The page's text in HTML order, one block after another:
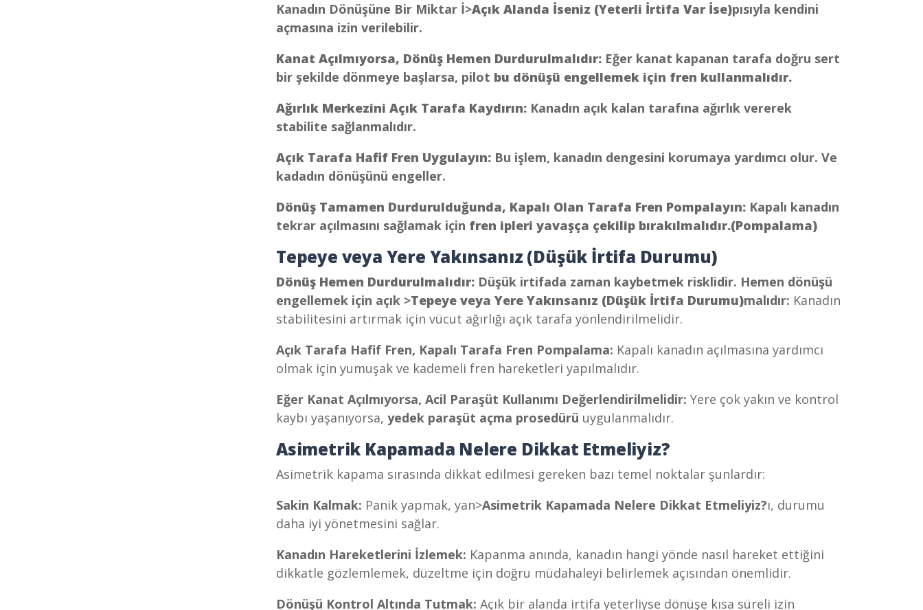
Kanadın Dönüşüne Bir Miktar İ>Açık Alanda İseniz (Yeterli İrtifa Var İse)pısıyla kendini
açmasına izin verilebilir.
Kanat Açılmıyorsa, Dönüş Hemen Durdurulmalıdır: Eğer kanat kapanan tarafa doğru sert
bir şekilde dönmeye başlarsa, pilot bu dönüşü engellemek için fren kullanmalıdır.
Ağırlık Merkezini Açık Tarafa Kaydırın: Kanadın açık kalan tarafına ağırlık vererek
stabilite sağlanmalıdır.
Açık Tarafa Hafif Fren Uygulayın: Bu işlem, kanadın dengesini korumaya yardımcı olur. Ve
kadadın dönüşünü engeller.
Dönüş Tamamen Durdurulduğunda, Kapalı Olan Tarafa Fren Pompalayın: Kapalı kanadın
tekrar açılmasını sağlamak için fren ipleri yavaşça çekilip bırakılmalıdır.(Pompalama)
Tepeye veya Yere Yakınsanız (Düşük İrtifa Durumu)
Dönüş Hemen Durdurulmalıdır: Düşük irtifada zaman kaybetmek risklidir. Hemen dönüşü
engellemek için açık >Tepeye veya Yere Yakınsanız (Düşük İrtifa Durumu)malıdır: Kanadın
stabilitesini artırmak için vücut ağırlığı açık tarafa yönlendirilmelidir.
Açık Tarafa Hafif Fren, Kapalı Tarafa Fren Pompalama: Kapalı kanadın açılmasına yardımcı
olmak için yumuşak ve kademeli fren hareketleri yapılmalıdır.
Eğer Kanat Açılmıyorsa, Acil Paraşüt Kullanımı Değerlendirilmelidir: Yere çok yakın ve kontrol
kaybı yaşanıyorsa, yedek paraşüt açma prosedürü uygulanmalıdır.
Asimetrik Kapamada Nelere Dikkat Etmeliyiz?
Asimetrik kapama sırasında dikkat edilmesi gereken bazı temel noktalar şunlardır:
Sakin Kalmak: Panik yapmak, yan>Asimetrik Kapamada Nelere Dikkat Etmeliyiz?ı, durumu
daha iyi yönetmesini sağlar.
Kanadın Hareketlerini İzlemek: Kapanma anında, kanadın hangi yönde nasıl hareket ettiğini
dikkatle gözlemlemek, düzeltme için doğru müdahaleyi belirlemek açısından önemlidir.
Dönüşü Kontrol Altında Tutmak: Açık bir alanda irtifa yeterliyse dönüşe kısa süreli izin